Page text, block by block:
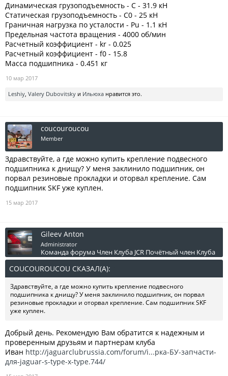
Динамическая грузоподъемность - C - 31.9 кН
Статическая грузоподъемность - C0 - 25 кН
Граничная нагрузка по усталости - Pu - 1.1 кН
Предельная частота вращения - 4000 об/мин
Расчетный коэффициент - kr - 0.025
Расчетный коэффициент - f0 - 15.8
Масса подшипника - 0.451 кг
10 мар 2017
Leshiy, Valery Dubovitsky и Ильюха нравится это.
coucouroucou
Member
Здравствуйте, а где можно купить крепление подвесного
подшипника к днищу? У меня заклинило подшипник, он
порвал резиновые прокладки и оторвал крепление. Сам
подшипник SKF уже куплен.
15 мар 2017
Gileev Anton
Administrator
Команда форума Член Клуба JCR Почётный член Клуба
COUCOUROUCOU СКАЗАЛ(А):
Здравствуйте, а где можно купить крепление подвесного
подшипника к днищу? У меня заклинило подшипник, он порвал
резиновые прокладки и оторвал крепление. Сам подшипник SKF
уже куплен.
Добрый день. Рекомендую Вам обратится к надежным и
проверенным друзьям и партнерам клуба
Иван http://jaguarclubrussia.com/forum/i...рка-БУ-запчасти-
для-jaguar-s-type-x-type.744/